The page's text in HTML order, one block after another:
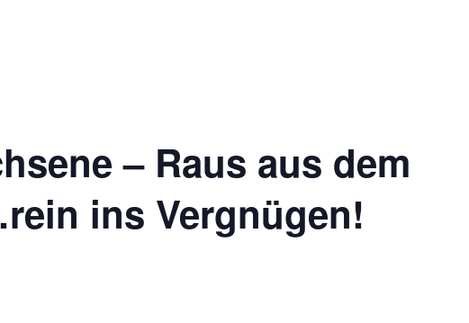
– Raus aus dem
ins Vergnügen!